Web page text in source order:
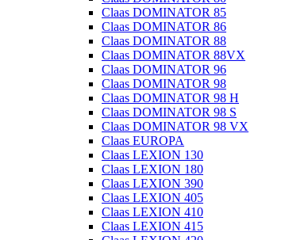
Claas DOMINATOR 85
Claas DOMINATOR 86
Claas DOMINATOR 88
Claas DOMINATOR 88VX
Claas DOMINATOR 96
Claas DOMINATOR 98
Claas DOMINATOR 98 H
Claas DOMINATOR 98 S
Claas DOMINATOR 98 VX
Claas EUROPA
Claas LEXION 130
Claas LEXION 180
Claas LEXION 390
Claas LEXION 405
Claas LEXION 410
Claas LEXION 415